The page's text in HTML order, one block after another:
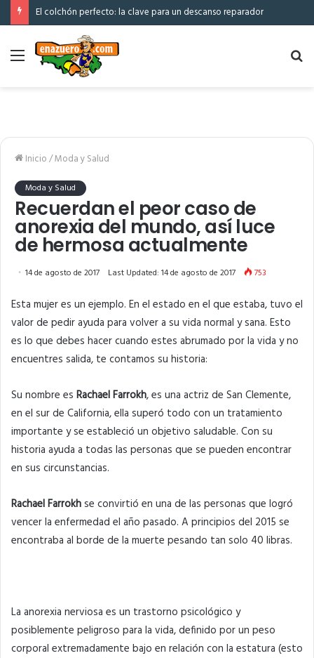
El colchón perfecto: la clave para un descanso reparador
Menú
Inicio/Moda y Salud
Moda y Salud
Recuerdan el peor caso de
anorexia del mundo, así luce
de hermosa actualmente
14 de agosto de 2017 Last Updated: 14 de agosto de 2017 753
Esta mujer es un ejemplo. En el estado en el que estaba, tuvo el
valor de pedir ayuda para volver a su vida normal y sana. Esto
es lo que debes hacer cuando estes abrumado por la vida y no
encuentres salida, te contamos su historia:
Su nombre es Rachael Farrokh, es una actriz de San Clemente,
en el sur de California, ella superó todo con un tratamiento
importante y se estableció un objetivo saludable. Con su
historia ayuda a todas las personas que se pueden encontrar
en sus circunstancias.
Rachael Farrokhse convirtió en una de las personas que logró
vencer la enfermedad el año pasado. A principios del 2015 se
encontraba al borde de la muerte pesando tan solo 40 libras.
La anorexia nerviosa es un trastorno psicológico y
posiblemente peligroso para la vida, definido por un peso
corporal extremadamente bajo en relación con la estatura (esto